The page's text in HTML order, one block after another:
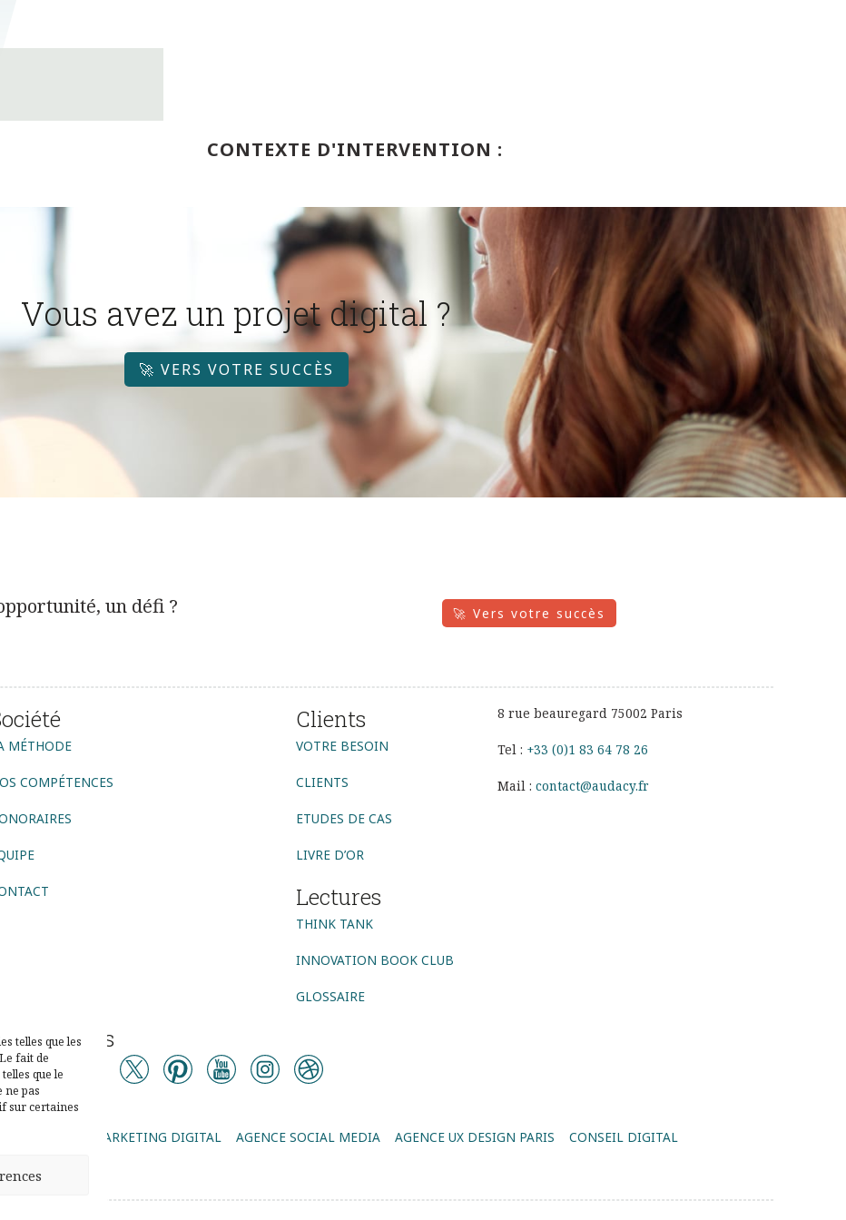
telles que les
fait de
que le
ne pas
sur certaines
CONTEXTE D'INTERVENTION :
Vous avez un projet digital ?
🚀 VERS VOTRE SUCCÈS
un défi ? 🚀 Vers votre succès
8 rue beauregard 75002 Paris
Tel : +33 (0)1 83 64 78 26
Mail : contact@audacy.fr
MÉTHODE
COMPÉTENCES
Clients
VOTRE BESOIN
CLIENTS
ETUDES DE CAS
LIVRE D’OR
Lectures
THINK TANK
INNOVATION BOOK CLUB
GLOSSAIRE
nous
AGENCE MARKETING DIGITAL AGENCE SOCIAL MEDIA AGENCE UX DESIGN PARIS
CONSEIL DIGITAL